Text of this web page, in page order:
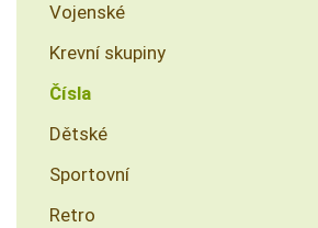
Vojenské
Krevní skupiny
Čísla
Dětské
Sportovní
Retro